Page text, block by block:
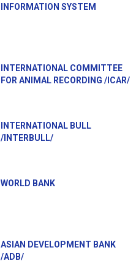
INFORMATION SYSTEM
INTERNATIONAL COMMITTEE
FOR ANIMAL RECORDING /ICAR/
INTERNATIONAL BULL
/INTERBULL/
WORLD BANK
ASIAN DEVELOPMENT BANK
/ADB/